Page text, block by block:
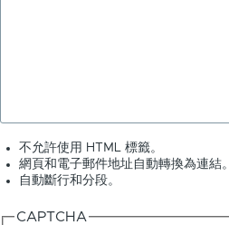
不允許使用 HTML 標籤。
網頁和電子郵件地址自動轉換為連結。
自動斷行和分段。
CAPTCHA